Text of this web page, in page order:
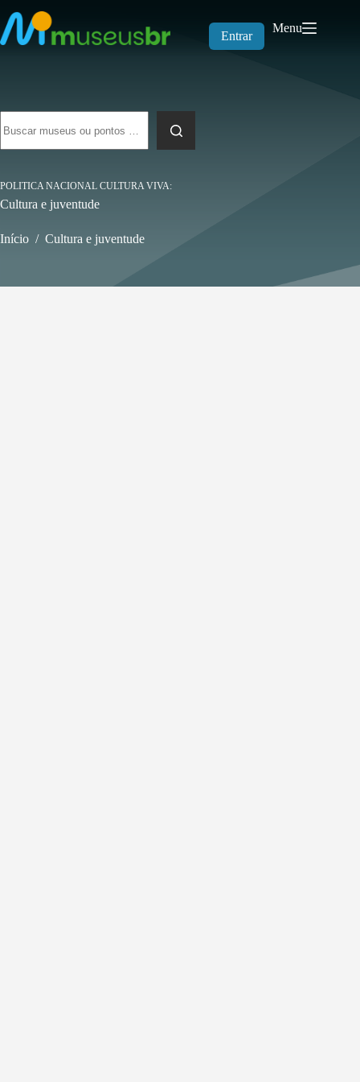
para
o
conteúdo
Entrar
Menu
resultados
POLITICA NACIONAL CULTURA VIVA
Cultura e juventude
Início / Cultura e juventude